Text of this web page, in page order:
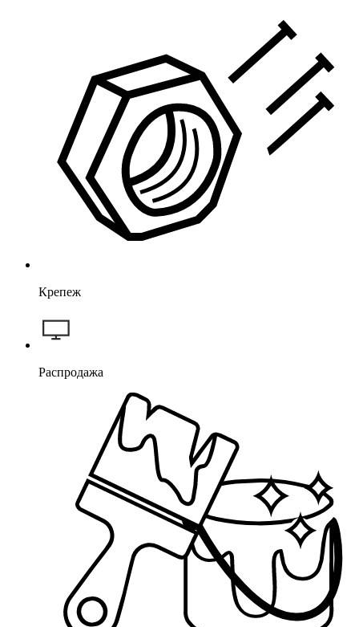
Крепеж
Распродажа